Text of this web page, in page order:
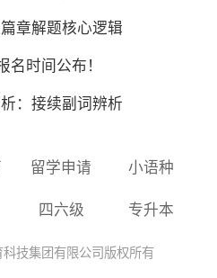
章解题核心逻辑
名时间公布！
：接续副词辨析
留学申请 小语种
四六级 专升本
技集团有限公司版权所有